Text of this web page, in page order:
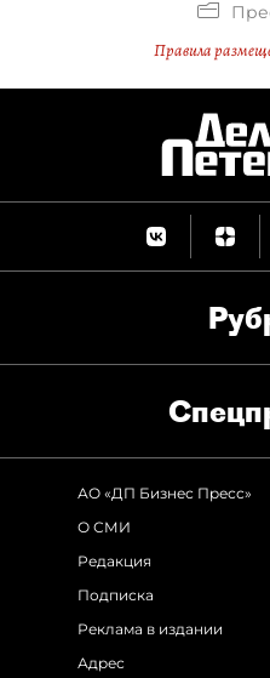
Правила
АО «ДП Бизнес Пресс»
О СМИ
Редакция
Подписка
Реклама в издании
Адрес